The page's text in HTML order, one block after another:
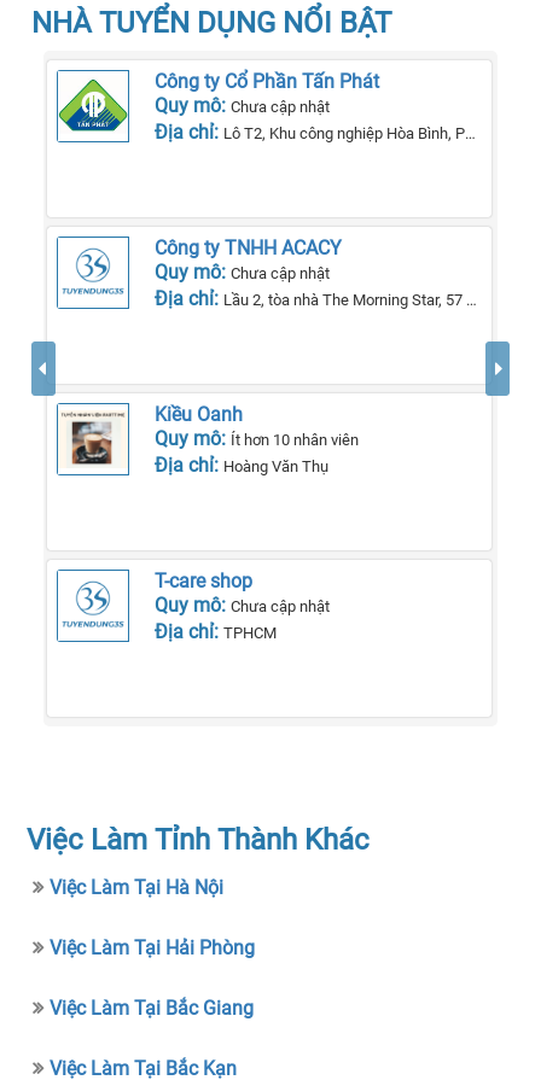
NHÀ TUYỂN DỤNG NỔI BẬT
Công ty Cổ Phần Tấn Phát
Quy mô:Chưa cập nhật
Địa chỉ: Lô T2, Khu công nghiệp Hòa Bình, Phường Lê Lợi, Tp Kon Tum, Tỉnh Kon Tum
Công ty TNHH ACACY
Quy mô:Chưa cập nhật
Địa chỉ: Lầu 2, tòa nhà The Morning Star, 57 QL13, phường 26, quận Bình Thạnh, TP Hồ Chí Minh.
Kiều Oanh
Quy mô: Ít hơn 10 nhân viên
Địa chỉ: Hoàng Văn Thụ
T-care shop
Quy mô:Chưa cập nhật
Địa chỉ:TPHCM
Việc Làm Tỉnh Thành Khác
Việc Làm Tại Hà Nội
Việc Làm Tại Hải Phòng
Việc Làm Tại Bắc Giang
Việc Làm Tại Bắc Kạn